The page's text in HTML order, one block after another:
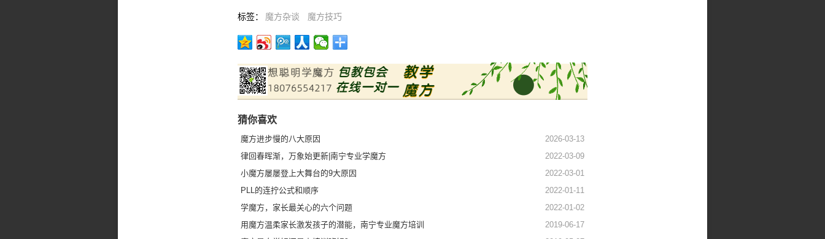
标签： 魔方杂谈 魔方技巧
猜你喜欢
魔方进步慢的八大原因
2026-03-13
律回春晖渐，万象始更新|南宁专业学魔方
2022-03-09
小魔方屡屡登上大舞台的9大原因
2022-03-01
PLL的连拧公式和顺序
2022-01-11
学魔方，家长最关心的六个问题
2022-01-02
用魔方温柔家长激发孩子的潜能，南宁专业魔方培训
2019-06-17